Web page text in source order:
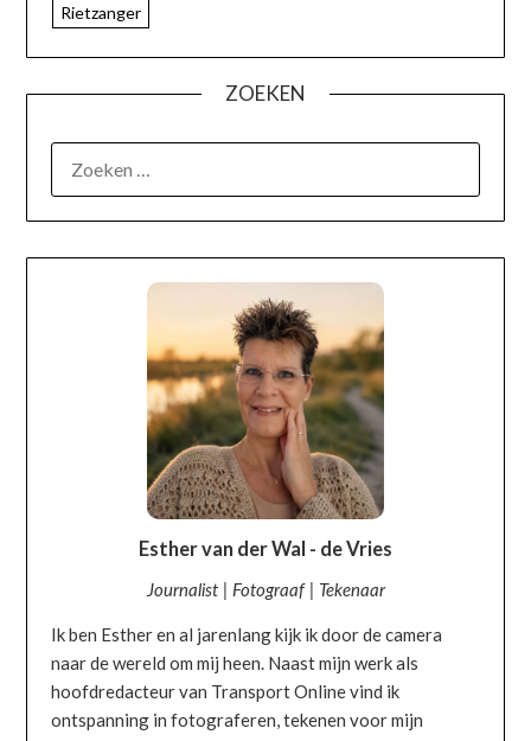
Rietzanger
ZOEKEN
OVER MIJ
Esther van der Wal - de Vries
Journalist | Fotograaf | Tekenaar
Ik ben Esther en al jarenlang kijk ik door de camera
naar de wereld om mij heen. Naast mijn werk als
hoofdredacteur van Transport Online vind ik
ontspanning in fotograferen, tekenen voor mijn